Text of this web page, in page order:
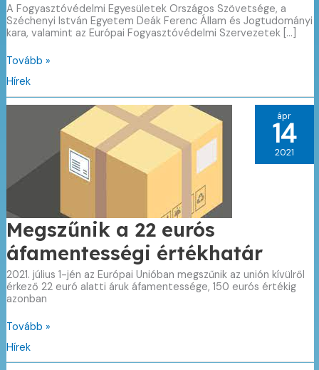
A Fogyasztóvédelmi Egyesületek Országos Szövetsége, a
Széchenyi István Egyetem Deák Ferenc Állam és Jogtudományi
kara, valamint az Európai Fogyasztóvédelmi Szervezetek […]
Újra
a
fogyasztóvédelmi
szakember
Magyarországon
Tovább »
Hírek
Megszűnik a 22 eurós
áfamentességi értékhatár
2021. július 1-jén az Európai Unióban megszűnik az unión kívülről
érkező 22 euró alatti áruk áfamentessége, 150 eurós értékig
azonban
Megszűnik
22
eurós
Tovább »
Hírek
ápr
14
2021